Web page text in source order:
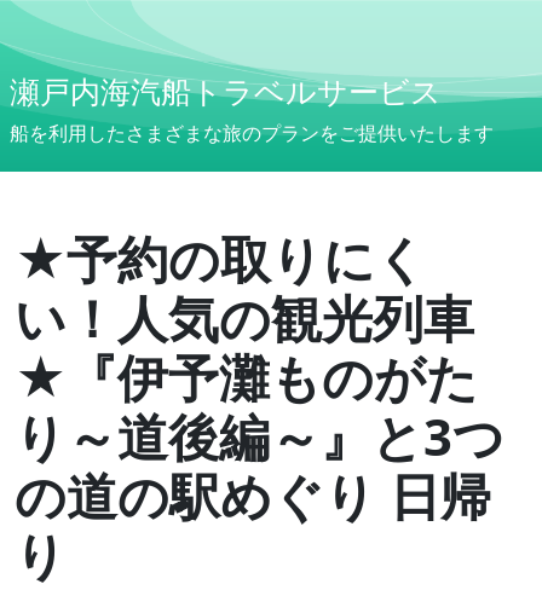
瀬戸内海汽船トラベルサービス
船を利用したさまざまな旅のプランをご提供いたします
★予約の取りにく
い！人気の観光列車
★『伊予灘ものがた
り～道後編～』と3つ
の道の駅めぐり 日帰
り